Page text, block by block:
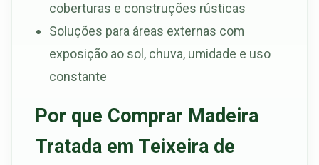
coberturas e construções rústicas
Soluções para áreas externas com
exposição ao sol, chuva, umidade e uso
constante
Por que Comprar Madeira
Tratada em Teixeira de